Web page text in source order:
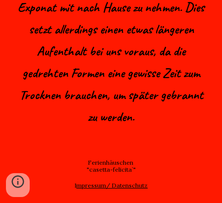
Exponat mit nach Hause zu nehmen. Dies
setzt allerdings einen etwas längeren
Aufenthalt bei uns voraus, da die
gedrehten Formen eine gewisse Zeit zum
Trocknen brauchen, um später gebrannt
zu werden.
Ferienhäuschen
"casetta-felicita`"
Impressum/ Datenschutz